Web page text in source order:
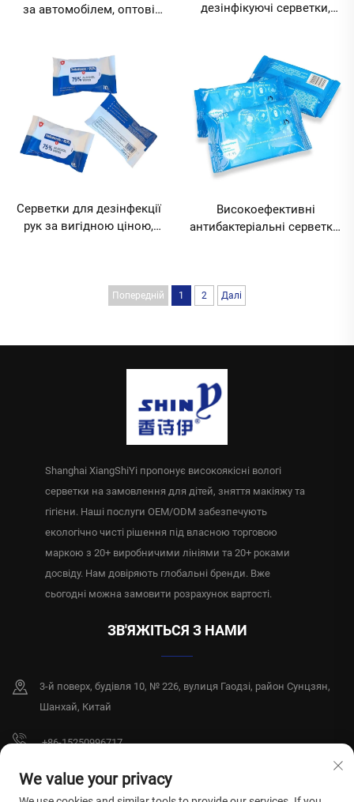
за автомобілем, оптові
вологі серветки з 75%
вмістом алкоголю,
можливість нанесення
свого логотипу, MOQ 10000
пакетів
дезінфікуючі серветки,
MOQ 10000 пакетів
Серветки для дезінфекції
рук за вигідною ціною,
алкоголю для кемпінгу,
Високоефективні
антибактеріальні серветки,
алкоголю, MOQ 10000
Попередній 1 2 Далі
Shanghai XiangShiYi пропонує високоякісні вологі
серветки на замовлення для дітей, зняття макіяжу та
гігієни. Наші послуги OEM/ODM забезпечують
екологічно чисті рішення під власною торговою
маркою з 20+ виробничими лініями та 20+ роками
досвіду. Нам довіряють глобальні бренди. Вже
сьогодні можна замовити розрахунок вартості.
ЗВ'ЯЖІТЬСЯ З НАМИ
3-й поверх, будівля 10, № 226, вулиця Гаодзі, район Сунцзян,
Шанхай, Китай
+86-15250996717
[email protected]
We value your privacy